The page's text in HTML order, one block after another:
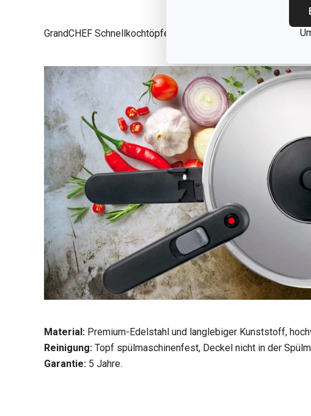
GrandCHEF Schnellkochtöpfe sind für , Gas,
Material: Premium-Edelstahl und langlebiger Kunststoff,
Reinigung: Topf spülmaschinenfest, Deckel nicht in der
Garantie: 5 Jahre.